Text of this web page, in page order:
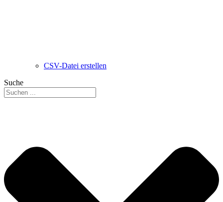
CSV-Datei erstellen
Suche